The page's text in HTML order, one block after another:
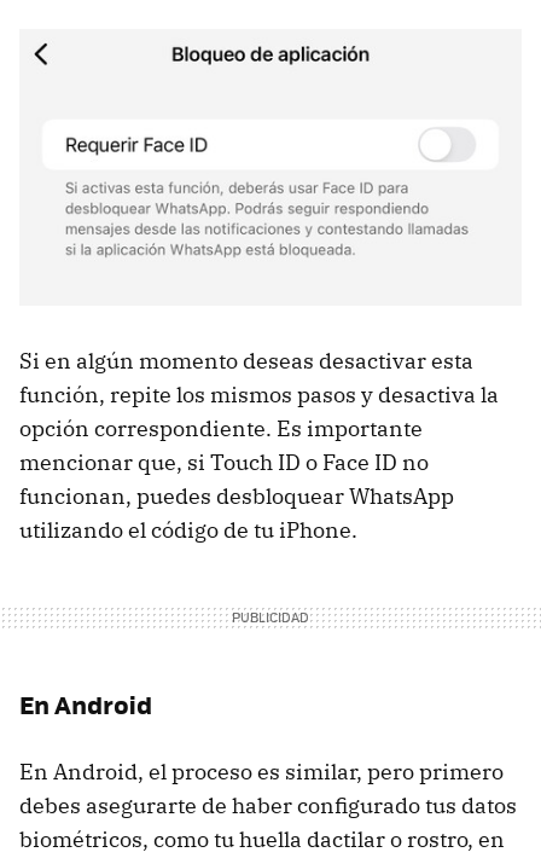
Si en algún momento deseas desactivar esta
función, repite los mismos pasos y desactiva la
opción correspondiente. Es importante
mencionar que, si Touch ID o Face ID no
funcionan, puedes desbloquear WhatsApp
utilizando el código de tu iPhone.
En Android
En Android, el proceso es similar, pero primero
debes asegurarte de haber configurado tus datos
biométricos, como tu huella dactilar o rostro, en